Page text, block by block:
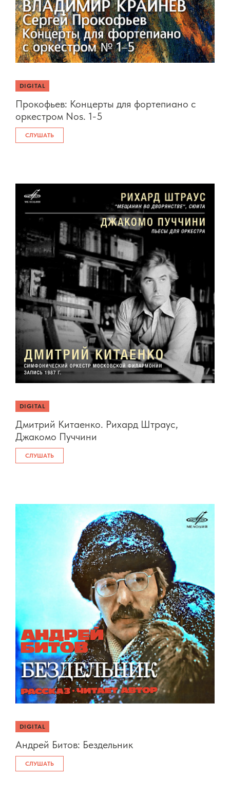
DIGITAL
Прокофьев: Концерты для фортепиано c
оркестром Nos. 1-5
СЛУШАТЬ
DIGITAL
Дмитрий Китаенко. Рихард Штраус,
Джакомо Пуччини
СЛУШАТЬ
DIGITAL
Андрей Битов: Бездельник
СЛУШАТЬ